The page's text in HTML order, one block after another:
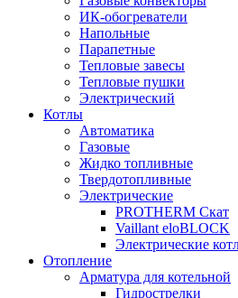
ИК-обогреватели
Напольные
Парапетные
Тепловые завесы
Тепловые пушки
Электрический
Котлы
Автоматика
Газовые
Жидко топливные
Твердотопливные
Электрические
PROTHERM Скат
Vaillant eloBLOCK
Электрические
Отопление
Арматура для котельной
Гидрострелки